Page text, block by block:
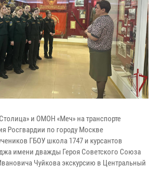
и ОМОН «Меч» на транспорте
Росгвардии по городу Москве
ГБОУ школа 1747 и курсантов
имени дважды Героя Советского Союза
Чуйкова экскурсию в Центральный